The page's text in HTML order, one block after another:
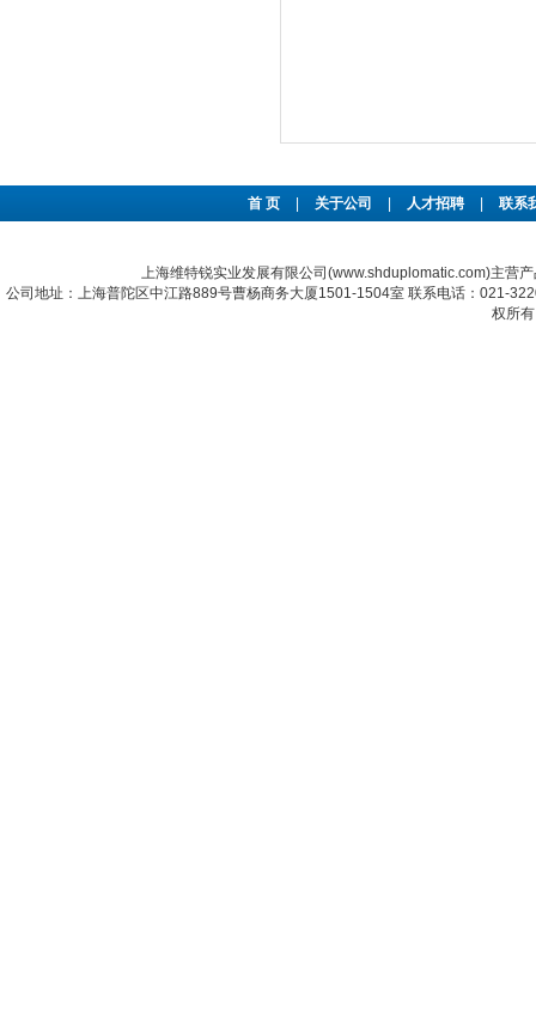
首 页 关于公司 人才招聘 联系
上海维特锐实业发展有限公司(www.shduplomatic.com)主营
公司地址：上海普陀区中江路889号曹杨商务大厦1501-1504室 联系电话：021-
权所